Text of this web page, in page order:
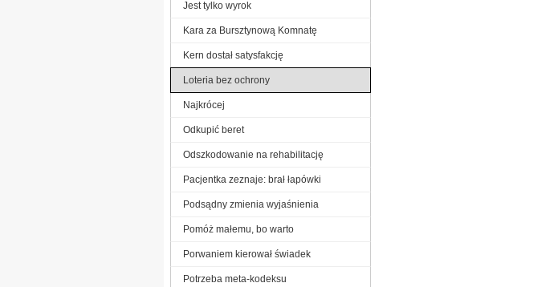
Jest tylko wyrok
Kara za Bursztynową Komnatę
Kern dostał satysfakcję
Loteria bez ochrony
Najkrócej
Odkupić beret
Odszkodowanie na rehabilitację
Pacjentka zeznaje: brał łapówki
Podsądny zmienia wyjaśnienia
Pomóż małemu, bo warto
Porwaniem kierował świadek
Potrzeba meta-kodeksu